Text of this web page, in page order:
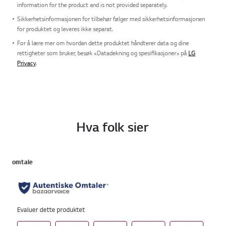
information for the product and is not provided separately.
Sikkerhetsinformasjonen for tilbehør følger med sikkerhetsinformasjonen
for produktet og leveres ikke separat.
For å lære mer om hvordan dette produktet håndterer data og dine
rettigheter som bruker, besøk «Datadekning og spesifikasjoner» på LG
Privacy.
Hva folk sier